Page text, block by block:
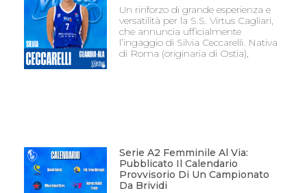
Un rinforzo di grande esperienza e
versatilità per la S.S. Virtus Cagliari,
che annuncia ufficialmente
l’ingaggio di Silvia Ceccarelli. Nativa
di Roma (originaria di Ostia),
Serie A2 Femminile Al Via:
Pubblicato Il Calendario
Provvisorio Di Un Campionato
Da Brividi